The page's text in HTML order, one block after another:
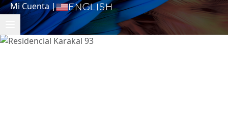
Mi Cuenta | English